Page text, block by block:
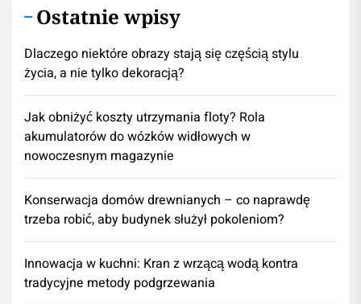
Ostatnie wpisy
Dlaczego niektóre obrazy stają się częścią stylu
życia, a nie tylko dekoracją?
Jak obniżyć koszty utrzymania floty? Rola
akumulatorów do wózków widłowych w
nowoczesnym magazynie
Konserwacja domów drewnianych – co naprawdę
trzeba robić, aby budynek służył pokoleniom?
Innowacja w kuchni: Kran z wrzącą wodą kontra
tradycyjne metody podgrzewania